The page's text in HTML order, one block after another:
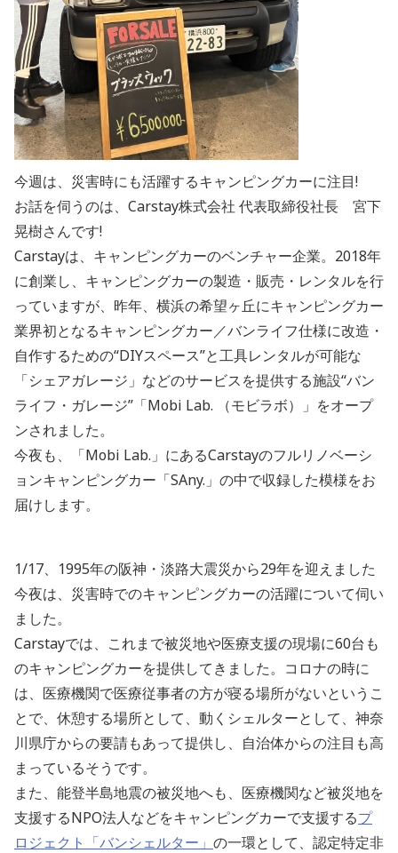
今週は、災害時にも活躍するキャンピングカーに注目!
お話を伺うのは、Carstay株式会社 代表取締役社長 宮下
晃樹さんです!
Carstayは、キャンピングカーのベンチャー企業。2018年
に創業し、キャンピングカーの製造・販売・レンタルを行
っていますが、昨年、横浜の希望ヶ丘にキャンピングカー
業界初となるキャンピングカー／バンライフ仕様に改造・
自作するための“DIYスペース”と工具レンタルが可能な
「シェアガレージ」などのサービスを提供する施設“バン
ライフ・ガレージ”「Mobi Lab. （モビラボ）」をオープ
ンされました。
今夜も、「Mobi Lab.」にあるCarstayのフルリノベーシ
ョンキャンピングカー「SAny.」の中で収録した模様をお
届けします。
1/17、1995年の阪神・淡路大震災から29年を迎えました
今夜は、災害時でのキャンピングカーの活躍について伺い
ました。
Carstayでは、これまで被災地や医療支援の現場に60台も
のキャンピングカーを提供してきました。コロナの時に
は、医療機関で医療従事者の方が寝る場所がないというこ
とで、休憩する場所として、動くシェルターとして、神奈
川県庁からの要請もあって提供し、自治体からの注目も高
まっているそうです。
また、能登半島地震の被災地へも、医療機関など被災地を
支援するNPO法人などをキャンピングカーで支援するプ
ロジェクト「バンシェルター」 の一環として、認定特定非